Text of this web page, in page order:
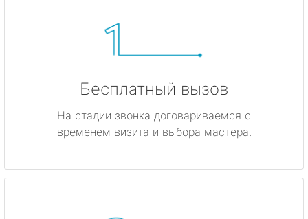
Бесплатный вызов
На стадии звонка договариваемся с
временем визита и выбора мастера.